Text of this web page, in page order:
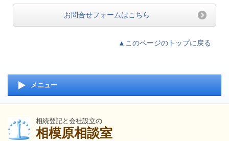
お問合せフォームはこちら
▲このページのトップに戻る
メニュー
相続登記と会社設立の
相模原相談室